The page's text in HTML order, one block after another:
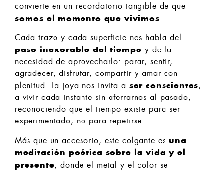
convierte en un recordatorio tangible de que
somos el momento que vivimos.
Cada trazo y cada superficie nos habla del
paso inexorable del tiempo y de la
necesidad de aprovecharlo: parar, sentir,
agradecer, disfrutar, compartir y amar con
plenitud. La joya nos invita a ser conscientes,
a vivir cada instante sin aferrarnos al pasado,
reconociendo que el tiempo existe para ser
experimentado, no para repetirse.
Más que un accesorio, este colgante es una
meditación poética sobre la vida y el
presente, donde el metal y el color se